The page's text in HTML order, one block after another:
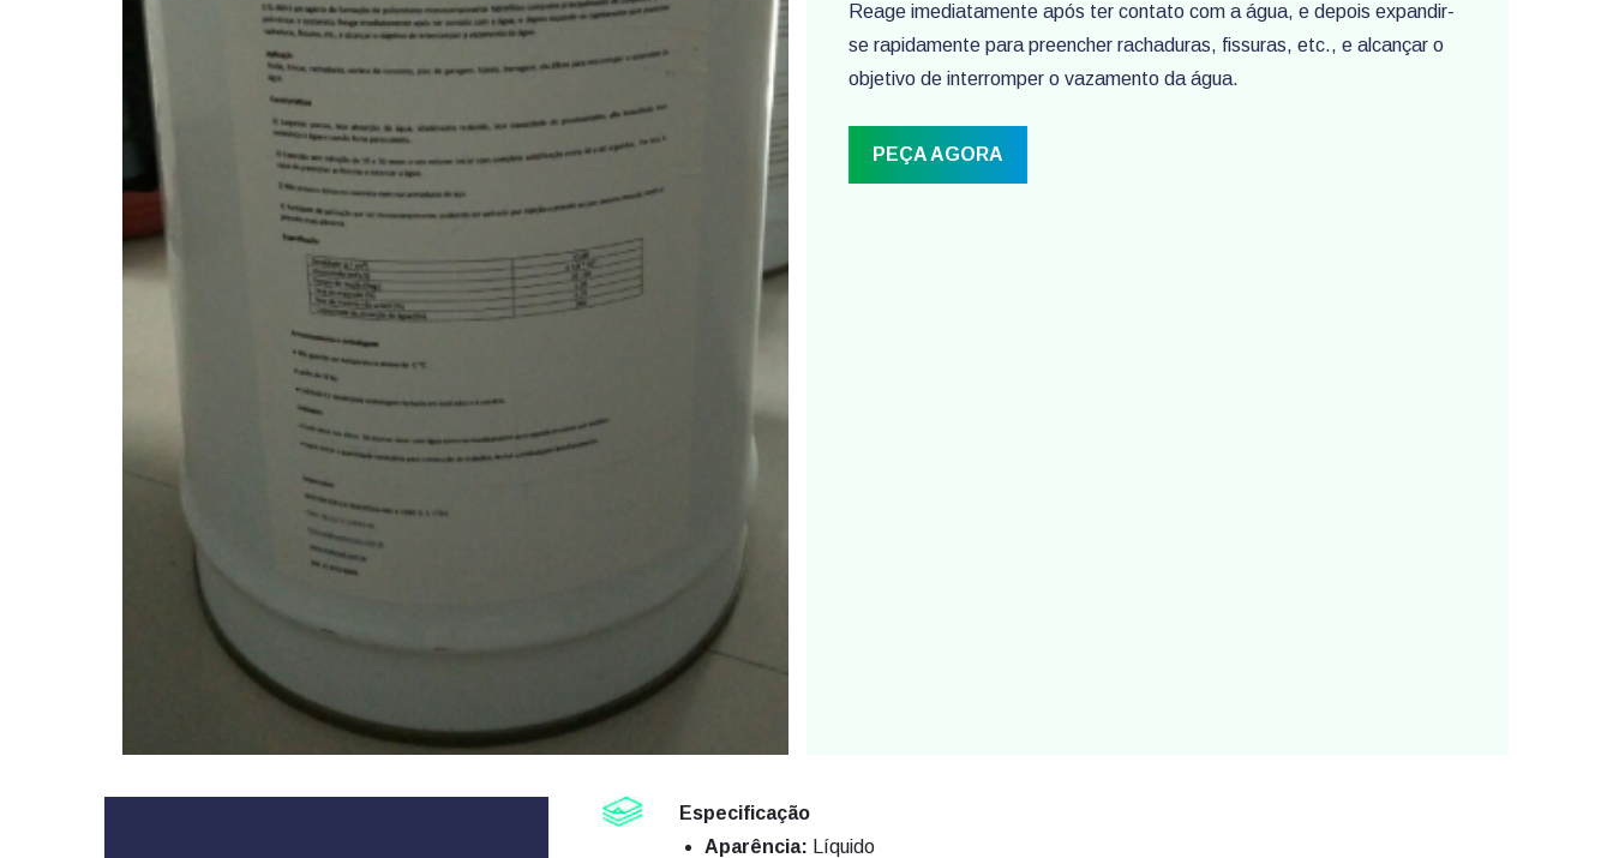
Reage imediatamente após ter contato com a água, e depois expandir-
se rapidamente para preencher rachaduras, fissuras, etc., e alcançar o
objetivo de interromper o vazamento da água.
PEÇA AGORA
Especificação
Aparência: Líquido